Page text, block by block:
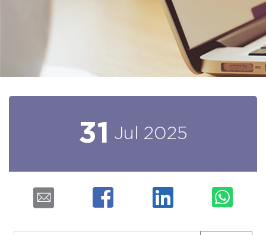
31 Jul 2025